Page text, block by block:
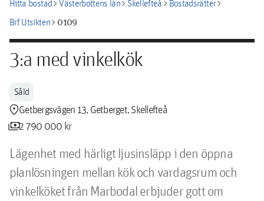
Hitta bostadchevron_rightVästerbottens länchevron_rightSkellefteåchevron_rightBostadsrätterchevron_right
Brf Utsiktenchevron_right0109
3:a med vinkelkök
Såld
location_pinGetbergsvägen 13, Getberget, Skellefteå
payments2 790 000 kr
Lägenhet med härligt ljusinsläpp i den öppna
planlösningen mellan kök och vardagsrum och
vinkelköket från Marbodal erbjuder gott om